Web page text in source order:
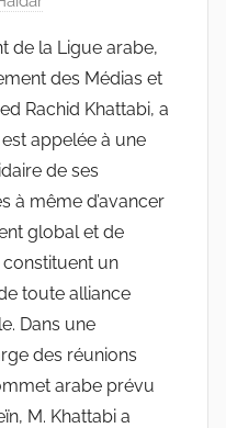
de la Ligue arabe,
des Médias et
Rachid Khattabi, a
appelée à une
de ses
à même d’avancer
global et de
constituent un
toute alliance
Dans une
des réunions
arabe prévu
M. Khattabi a